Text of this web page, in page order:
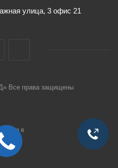
улица, 3 офис 21
Все права защищены
в